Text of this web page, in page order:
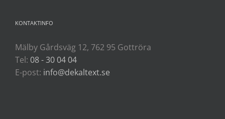
KONTAKTINFO
Mälby Gårdsväg 12, 762 95 Gottröra
Tel: 08 - 30 04 04
E-post: info@dekaltext.se